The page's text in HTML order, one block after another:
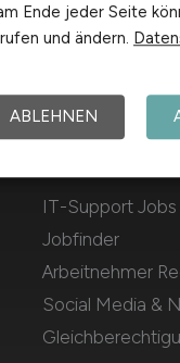
Für
IT-Support Jobs
Jobfinder
Arbeitnehmer
Social Media &
Ende jeder Seite
und ändern.
ABLEHNEN